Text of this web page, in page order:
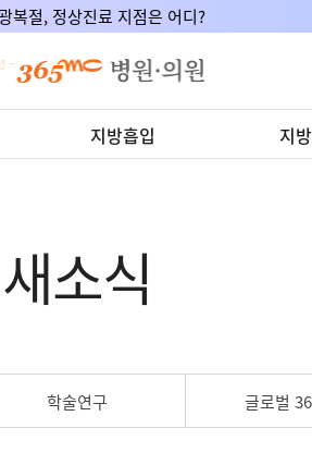
주사제 임상적응증 공동연구 식약처 승인!
지방흡입 지
새소식
학술연구 글로벌